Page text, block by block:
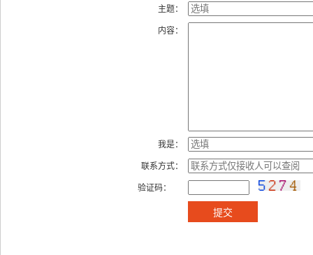
主题：
内容：
我是：
联系方式：
验证码：